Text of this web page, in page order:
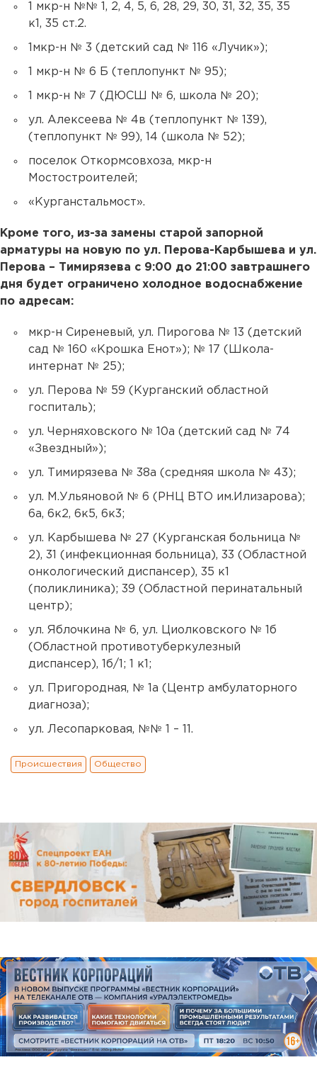
1 мкр-н №№ 1, 2, 4, 5, 6, 28, 29, 30, 31, 32, 35, 35
к1, 35 ст.2.
1мкр-н № 3 (детский сад № 116 «Лучик»);
1 мкр-н № 6 Б (теплопункт № 95);
1 мкр-н № 7 (ДЮСШ № 6, школа № 20);
ул. Алексеева № 4в (теплопункт № 139),
(теплопункт № 99), 14 (школа № 52);
поселок Откормсовхоза, мкр-н
Мостостроителей;
«Курганстальмост».
Кроме того, из-за замены старой запорной
арматуры на новую по ул. Перова-Карбышева и ул.
Перова – Тимирязева с 9:00 до 21:00 завтрашнего
дня будет ограничено холодное водоснабжение
по адресам:
мкр-н Сиреневый, ул. Пирогова № 13 (детский
сад № 160 «Крошка Енот»); № 17 (Школа-
интернат № 25);
ул. Перова № 59 (Курганский областной
госпиталь);
ул. Черняховского № 10а (детский сад № 74
«Звездный»);
ул. Тимирязева № 38а (средняя школа № 43);
ул. М.Ульяновой № 6 (РНЦ ВТО им.Илизарова);
6а, 6к2, 6к5, 6к3;
ул. Карбышева № 27 (Курганская больница №
2), 31 (инфекционная больница), 33 (Областной
онкологический диспансер), 35 к1
(поликлиника); 39 (Областной перинатальный
центр);
ул. Яблочкина № 6, ул. Циолковского № 1б
(Областной противотуберкулезный
диспансер), 1б/1; 1 к1;
ул. Пригородная, № 1а (Центр амбулаторного
диагноза);
ул. Лесопарковая, №№ 1 – 11.
Происшествия Общество